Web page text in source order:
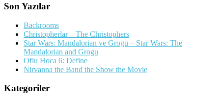
Son Yazılar
Backrooms
Christopherlar – The Christophers
Star Wars: Mandalorian ve Grogu – Star Wars: The
Mandalorian and Grogu
Oflu Hoca 6: Define
Nirvanna the Band the Show the Movie
Kategoriler